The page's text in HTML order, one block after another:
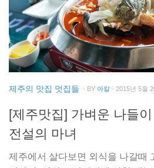
제주의 맛집 멋집들 · BY 아칼 · 2015년 5월
[제주맛집] 가벼운 나들
전설의 마녀
제주에서 살다보면 외식을 나갈때